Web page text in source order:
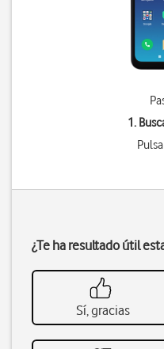
1.
Pulsa
¿Te ha resultado útil
Sí, gracias